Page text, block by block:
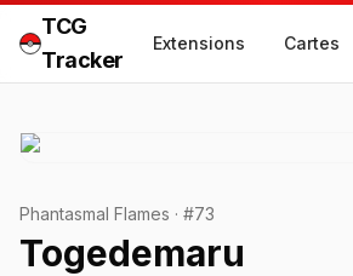
TCG
Tracker
Extensions Cartes
Phantasmal Flames · #73
Togedemaru